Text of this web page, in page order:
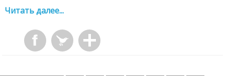
Читать далее...